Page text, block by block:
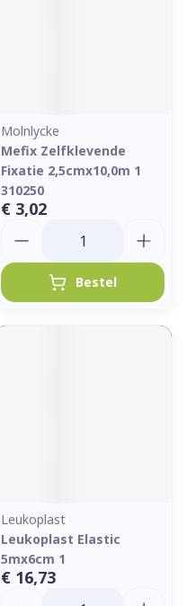
Molnlycke
Mefix Zelfklevende
Fixatie 2,5cmx10,0m 1
310250
€ 3,02
Bestel
Leukoplast
Leukoplast Elastic
5mx6cm 1
€ 16,73